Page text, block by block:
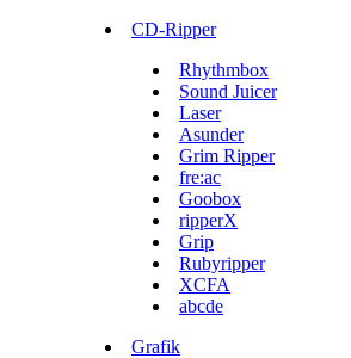
CD-Ripper
Rhythmbox
Sound Juicer
Laser
Asunder
Grim Ripper
fre:ac
Goobox
ripperX
Grip
Rubyripper
XCFA
abcde
Grafik